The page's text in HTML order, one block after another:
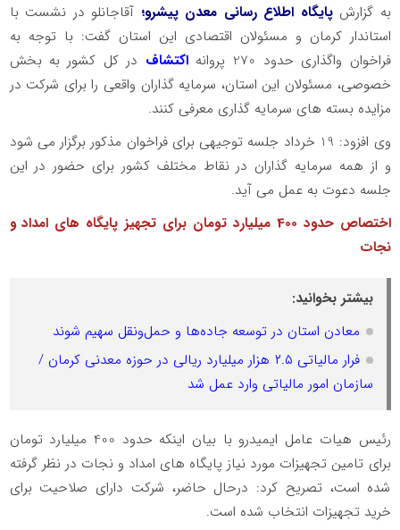
به گزارش پایگاه اطلاع رسانی معدن پیشرو؛ آقاجانلو در نشست با
استاندار کرمان و مسئولان اقتصادی این استان گفت: با توجه به
فراخوان واگذاری حدود 270 پروانه
اکتشاف در کل کشور به بخش
خصوصی، مسئولان این استان، سرمایه گذاران واقعی را برای شرکت در
مزایده بسته های سرمایه گذاری معرفی کنند.
وی افزود: 19 خرداد جلسه توجیهی برای فراخوان مذکور برگزار می شود
و از همه سرمایه گذاران در نقاط مختلف کشور برای حضور در این
جلسه دعوت به عمل می آید.
اختصاص حدود 400 میلیارد تومان برای تجهیز پایگاه های امداد و
نجات
بیشتر بخوانید:
معادن استان در توسعه جاده‌ها و حمل‌ونقل سهیم شوند
فرار مالیاتی ۲.۵ هزار میلیارد ریالی در حوزه معدنی کرمان /
سازمان امور مالیاتی وارد عمل شد
رئیس هیات عامل ایمیدرو با بیان اینکه حدود 400 میلیارد تومان
برای تامین تجهیزات مورد نیاز پایگاه های امداد و نجات در نظر گرفته
شده است، تصریح کرد: درحال حاضر، شرکت دارای صلاحیت برای
خرید تجهیزات انتخاب شده است.